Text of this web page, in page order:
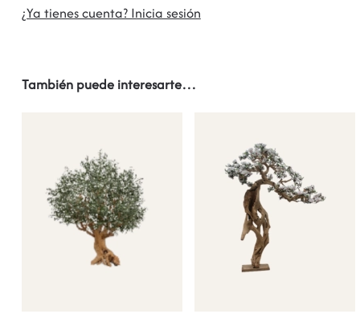
¿Ya tienes cuenta? Inicia sesión
También puede interesarte…